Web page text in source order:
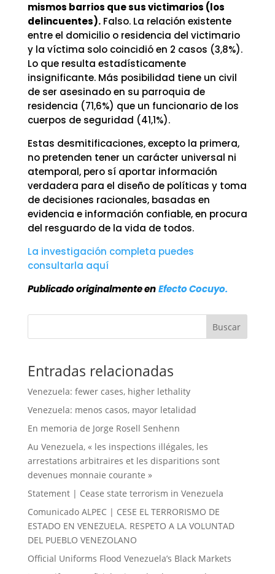
mismos barrios que sus victimarios (los
delincuentes).Falso. La relación existente
entre el domicilio o residencia del victimario
y la víctima solo coincidió en 2 casos (3,8%).
Lo que resulta estadísticamente
insignificante. Más posibilidad tiene un civil
de ser asesinado en su parroquia de
residencia (71,6%) que un funcionario de los
cuerpos de seguridad (41,1%).
Estas desmitificaciones, excepto la primera,
no pretenden tener un carácter universal ni
atemporal, pero sí aportar información
verdadera para el diseño de políticas y toma
de decisiones racionales, basadas en
evidencia e información confiable, en procura
del resguardo de la vida de todos.
La investigación completa puedes
consultarla aquí
Publicado originalmente en Efecto Cocuyo.
Buscar
Entradas relacionadas
Venezuela: fewer cases, higher lethality
Venezuela: menos casos, mayor letalidad
En memoria de Jorge Rosell Senhenn
Au Venezuela, « les inspections illégales, les
arrestations arbitraires et les disparitions sont
devenues monnaie courante »
Statement | Cease state terrorism in Venezuela
Comunicado ALPEC | CESE EL TERRORISMO DE
ESTADO EN VENEZUELA. RESPETO A LA VOLUNTAD
DEL PUEBLO VENEZOLANO
Official Uniforms Flood Venezuela’s Black Markets